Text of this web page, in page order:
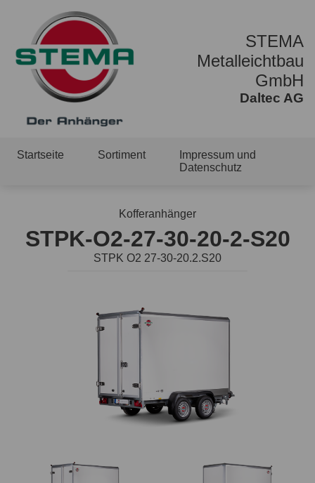
STEMA
Metalleichtbau
GmbH
Daltec AG
Startseite Sortiment
Impressum und
Datenschutz
Kofferanhänger
STPK-O2-27-30-20-2-S20
STPK O2 27-30-20.2.S20